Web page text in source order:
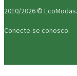
2010/2026 ©
Conecte-se conosco: